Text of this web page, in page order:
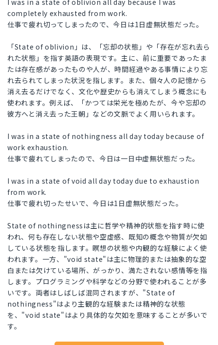
I was in a state of oblivion all day because I was
completely exhausted from work.
仕事で疲れ切ってしまったので、今日は1日虚無状態だった。
「State of oblivion」は、「忘却の状態」や「存在が忘れ去ら
れた状態」を指す英語の表現です。主に、前に重要であったま
たは存在感があったものや人が、時間経過やある事情により忘
れ去られてしまった状況を指します。また、個々人の記憶から
消え去るだけでなく、文化や歴史からも消えてしまう概念にも
使われます。例えば、「かつては栄光を極めたが、今や忘却の
彼方へと消え去った王朝」などの文脈でよく用いられます。
I was in a state of nothingness all day today because of
work exhaustion.
仕事で疲れてしまったので、今日は一日中虚無状態だった。
I was in a state of void all day today due to exhaustion
from work.
仕事で疲れ切ったせいで、今日は1日虚無状態だった。
State of nothingnessは主に哲学や精神的状態を指す時に使
われ、何も存在しない状態や空虚感、既知の概念や物質が欠如
している状態を指します。瞑想の状態や内観的な経験によく使
われます。一方、"void state"は主に物理的または抽象的な空
白または欠けている場所、がっかり、満たされない感情等を指
します。プログラミングや科学などの分野で使われることが多
いです。両者はしばしば混同されますが、"State of
nothingness"はより主観的な経験または精神的な状態
を、"void state"はより具体的な欠如を意味することが多いで
す。